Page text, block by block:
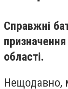
Справжні
призначення
області.
Нещодавно,